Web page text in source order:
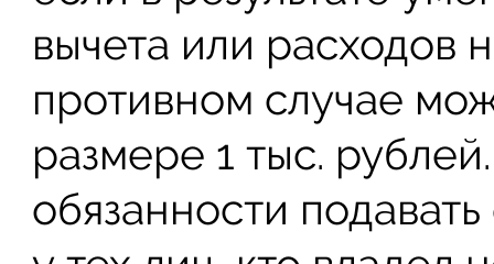
вычета или расходов
противном случае
размере 1 тыс.
обязанности